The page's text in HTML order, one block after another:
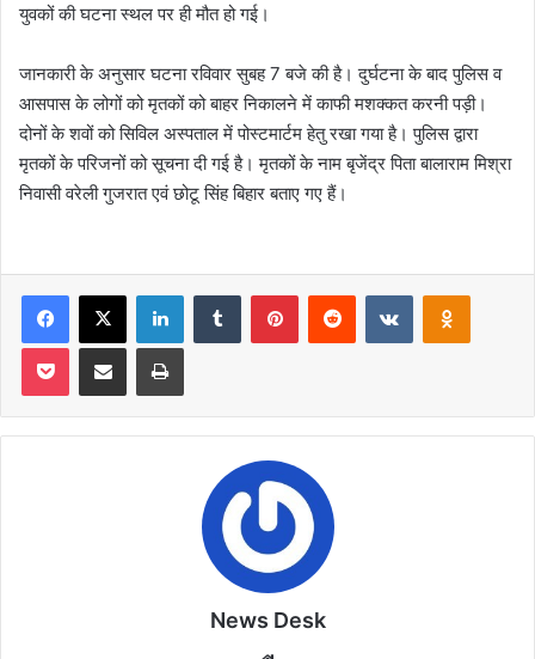
युवकों की घटना स्थल पर ही मौत हो गई।
जानकारी के अनुसार घटना रविवार सुबह 7 बजे की है। दुर्घटना के बाद पुलिस व
आसपास के लोगों को मृतकों को बाहर निकालने में काफी मशक्कत करनी पड़ी।
दोनों के शवों को सिविल अस्पताल में पोस्टमार्टम हेतु रखा गया है। पुलिस द्वारा
मृतकों के परिजनों को सूचना दी गई है। मृतकों के नाम बृजेंद्र पिता बालाराम मिश्रा
निवासी वरेली गुजरात एवं छोटू सिंह बिहार बताए गए हैं।
Facebook
X LinkedInTumblr PinterestReddit VKontakte
Pocket Share via Email Print
News Desk